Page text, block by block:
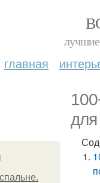
лучшие
главная